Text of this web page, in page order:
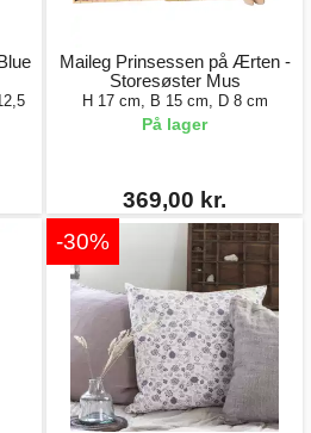
Maileg Prinsessen på Ærten -
Storesøster Mus
H 17 cm, B 15 cm, D 8 cm
På lager
369,00 kr.
-30%